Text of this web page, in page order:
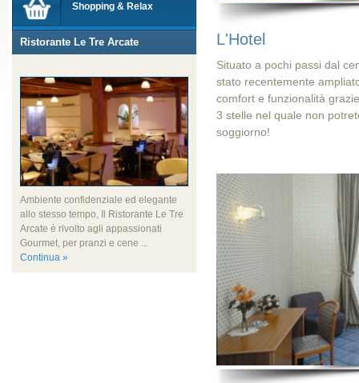
L'Hotel
Situato a pochi passi dal
stato recentemente
comfort e funzionalità
3 stelle nel quale non
soggiorno!
Shopping & Relax
Ristorante Le Tre Arcate
Ambiente confidenziale ed elegante
allo stesso tempo, Il Ristorante Le Tre
Arcate è rivolto agli appassionati
Gourmet, per pranzi e cene ...
Continua »